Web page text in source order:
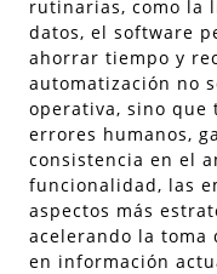
rutinarias, como la
datos, el software
ahorrar tiempo y
automatización no
operativa, sino que
errores humanos,
consistencia en el
funcionalidad, las
aspectos más
acelerando la toma
en información